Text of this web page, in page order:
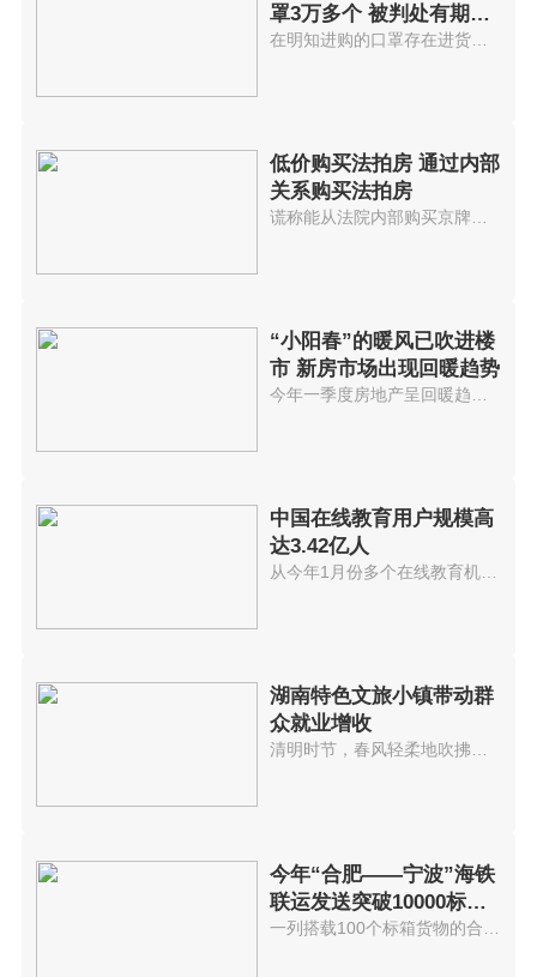
罩3万多个 被判处有期徒
刑7年
在明知进购的口罩存在进货渠道不...
低价购买法拍房 通过内部
关系购买法拍房
“小阳春”的暖风已吹进楼
市 新房市场出现回暖趋势
中国在线教育用户规模高
达3.42亿人
从今年1月份多个在线教育机构因...
湖南特色文旅小镇带动群
众就业增收
清明时节，春风轻柔地吹拂着桃花...
今年“合肥——宁波”海铁
联运发送突破10000标准
箱 发送箱